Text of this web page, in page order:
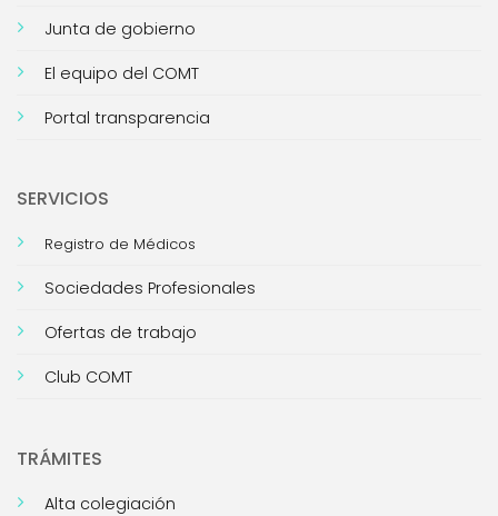
Junta de gobierno
El equipo del COMT
Portal transparencia
SERVICIOS
Registro de Médicos
Sociedades Profesionales
Ofertas de trabajo
Club COMT
TRÁMITES
Alta colegiación